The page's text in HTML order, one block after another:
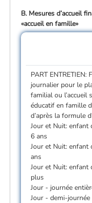
B. Mesures d’accueil
«accueil en famille»
PART ENTRETIEN:
journalier pour le
familial ou l’accueil
éducatif en famille
d’après la formule
Jour et Nuit: enfant
6 ans
Jour et Nuit: enfant
ans
Jour et Nuit: enfant
plus
Jour - journée
Jour - demi-journée